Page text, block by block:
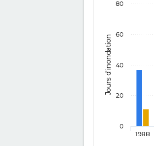
Jours d'inondation
1988
0
20
40
60
80